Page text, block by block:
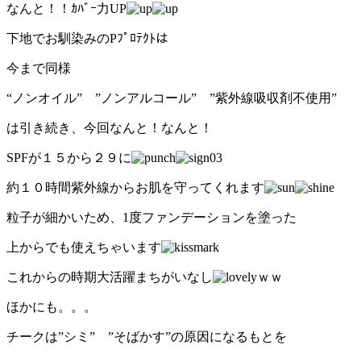
なんと！！ｶﾊﾞｰ力UP
下地でお馴染みのPﾌﾟﾛﾃｸﾄは
今まで同様
“ノンオイル” ”ノンアルコール” ”紫外線吸収剤不使用”
は引き続き、今回なんと！なんと！
SPFが１５から２９に
約１０時間紫外線からお肌を守ってくれます
粒子が細かいため、1度ファンデーションを塗った
上からでも使えちゃいます
これからの時期大活躍まちがいなし ｗｗ
ほかにも。。。
チークは”シミ” ”そばかす”の原因になるもとを